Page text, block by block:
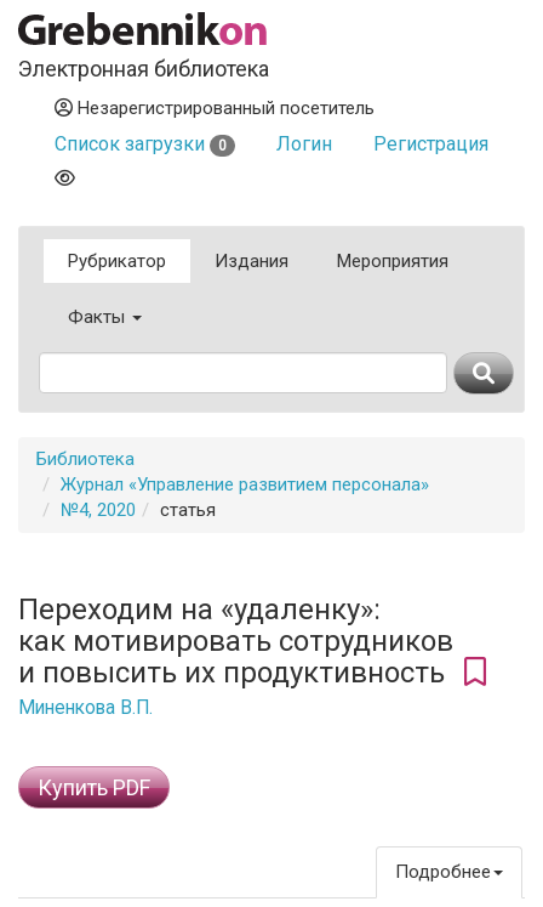
Электронная библиотека
Незарегистрированный посетитель
Список загрузки 0 Логин Регистрация
Рубрикатор Издания Мероприятия
Факты
Библиотека
Журнал «Управление развитием персонала»
№4, 2020
статья
Переходим на «удаленку»:
как мотивировать сотрудников
и повысить их продуктивность
Миненкова В.П.
Купить PDF
Подробнее